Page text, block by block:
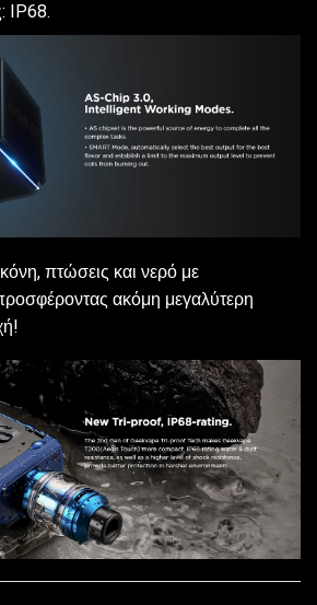
IP68.
πτώσεις και νερό με
ακόμη μεγαλύτερη